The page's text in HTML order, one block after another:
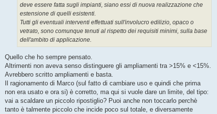
deve essere fatta sugli impianti, siano essi di nuova realizzazione che
estensione di quelli esistenti.
Tutti gli eventuali interventi effettuati sull'involucro edilizio, opaco o
vetrato, sono comunque tenuti al rispetto dei requisiti minimi, sulla base
dell'ambito di applicazione.
Quello che ho sempre pensato.
Altrimenti non aveva senso distinguere gli ampliamenti tra >15% e <15%.
Avrebbero scritto ampliamenti e basta.
Il ragionamento di Marco (sul fatto di cambiare uso e quindi che prima
non era usato e ora si) è corretto, ma qui si vuole dare un limite, del tipo:
vai a scaldare un piccolo ripostiglio? Puoi anche non toccarlo perchè
tanto è talmente piccolo che incide poco sul totale, e diversamente